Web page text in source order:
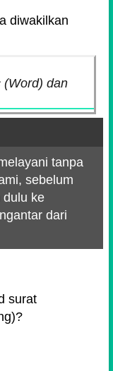
diwakilkan
(Word) dan
tanpa
sebelum
dulu ke
dari
surat